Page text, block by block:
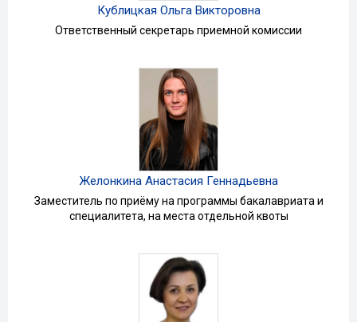
Кублицкая Ольга Викторовна
Ответственный секретарь приемной комиссии
Желонкина Анастасия Геннадьевна
Заместитель по приёму на программы бакалавриата и
специалитета, на места отдельной квоты